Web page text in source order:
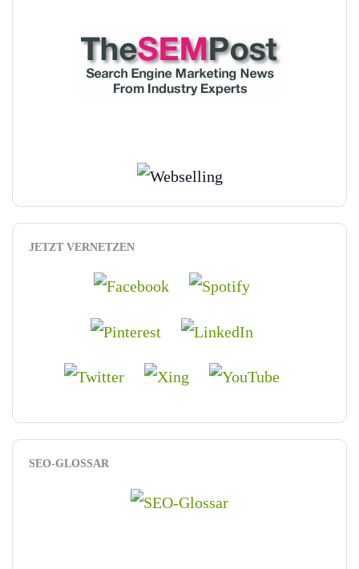
JETZT VERNETZEN
SEO-GLOSSAR